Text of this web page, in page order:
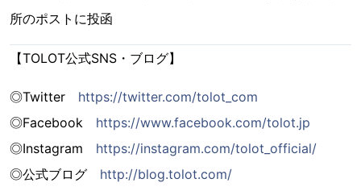
所のポストに投函
【TOLOT公式SNS・ブログ】
◎Twitter https://twitter.com/tolot_com
◎Facebook https://www.facebook.com/tolot.jp
◎Instagram https://instagram.com/tolot_official/
◎公式ブログ http://blog.tolot.com/